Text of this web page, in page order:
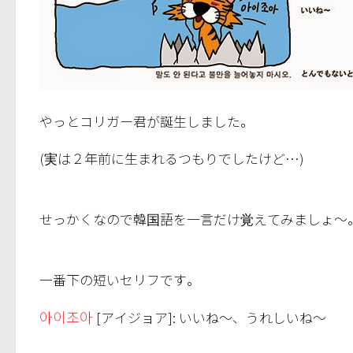
やっとコリガー君が誕生しました。
(実は２年前に生まれるつもりでしたけど…)
せっかくなので韓国語を一言だけ覚えてみましょ～
一番下の短いセリフです。
아이조아 [アイジョア]: いいね～、うれしいね～